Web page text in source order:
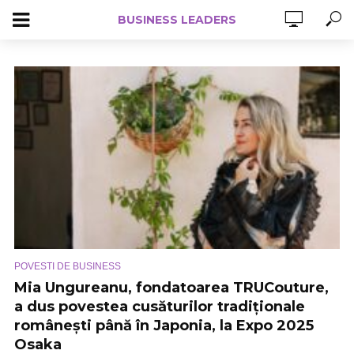
BUSINESS LEADERS
POVESTI DE BUSINESS
Mia Ungureanu, fondatoarea TRUCouture,
a dus povestea cusăturilor tradiționale
românești până în Japonia, la Expo 2025
Osaka